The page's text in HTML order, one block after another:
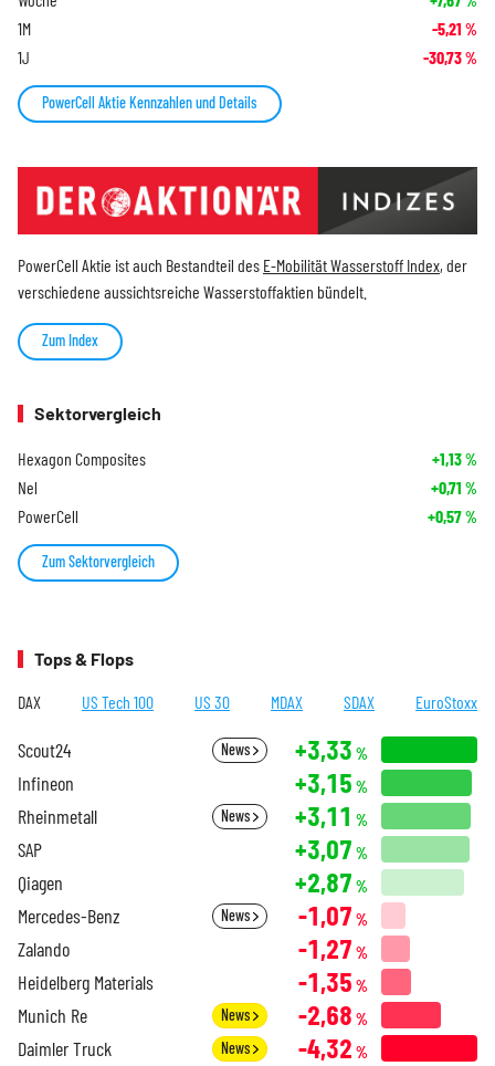
1M -5,21 %
1J -30,73%
PowerCell Aktie Kennzahlen und Details
PowerCell Aktie ist auch Bestandteil des E-Mobilität Wasserstoff Index, der
verschiedene aussichtsreiche Wasserstoffaktien bündelt.
Zum Index
Sektorvergleich
Hexagon Composites +1,13%
Nel +0,71 %
PowerCell +0,57%
Zum Sektorvergleich
Tops & Flops
DAX US Tech 100 US 30 MDAX SDAX EuroStoxx
Scout24 News +3,33 %
Infineon +3,15 %
Rheinmetall News +3,11 %
SAP +3,07 %
Qiagen +2,87 %
Mercedes-Benz News -1,07 %
Zalando -1,27 %
Heidelberg Materials -1,35 %
Munich Re News -2,68 %
Daimler Truck News -4,32 %